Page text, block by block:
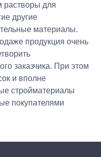
растворы для
другие
материалы.
продукция очень
заказчика. При этом
и вполне
стройматериалы
покупателями